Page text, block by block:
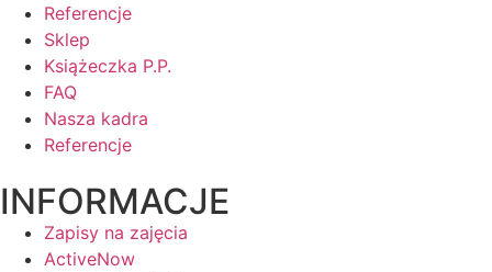
Referencje
Sklep
Książeczka P.P.
FAQ
Nasza kadra
Referencje
INFORMACJE
Zapisy na zajęcia
ActiveNow